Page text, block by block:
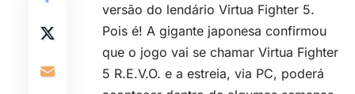
versão do lendário Virtua Fighter 5.
Pois é! A gigante japonesa confirmou
que o jogo vai se chamar Virtua Fighter
5 R.E.V.O. e a estreia, via PC, poderá